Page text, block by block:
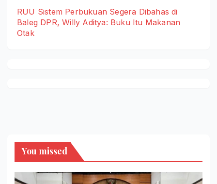
RUU Sistem Perbukuan Segera Dibahas di
Baleg DPR, Willy Aditya: Buku Itu Makanan
Otak
You missed